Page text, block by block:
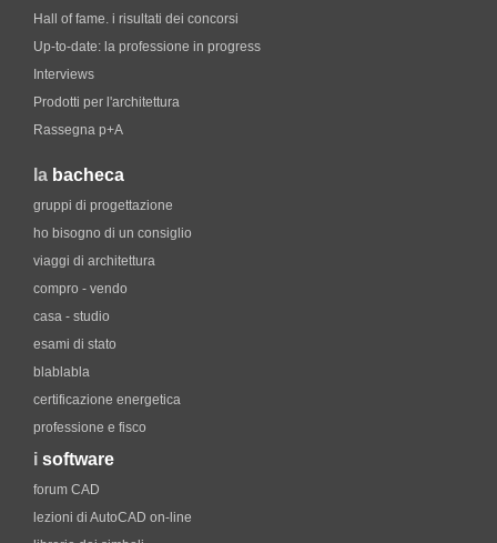
Hall of fame. i risultati dei concorsi
Up-to-date: la professione in progress
Interviews
Prodotti per l'architettura
Rassegna p+A
la bacheca
gruppi di progettazione
ho bisogno di un consiglio
viaggi di architettura
compro - vendo
casa - studio
esami di stato
blablabla
certificazione energetica
professione e fisco
i software
forum CAD
lezioni di AutoCAD on-line